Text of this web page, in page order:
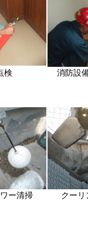
検 消防設
ー清掃 クーリ